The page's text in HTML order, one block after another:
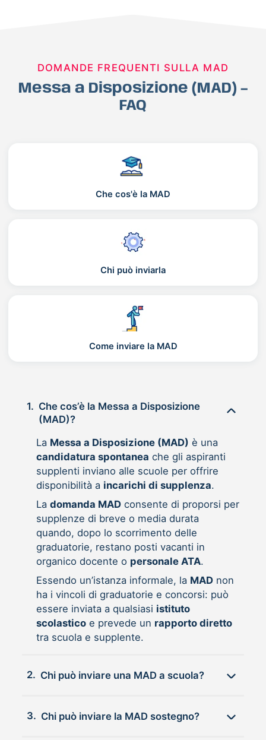
DOMANDE FREQUENTI SULLA MAD
Messa a Disposizione (MAD) –
FAQ
Che cos'è la MAD
Chi può inviarla
Come inviare la MAD
1. Che cos’è la Messa a Disposizione
(MAD)?
La Messa a Disposizione (MAD) è una
candidatura spontanea che gli aspiranti
supplenti inviano alle scuole per offrire
disponibilità a incarichi di supplenza.
La domanda MADconsente di proporsi per
supplenze di breve o media durata
quando, dopo lo scorrimento delle
graduatorie, restano posti vacanti in
organico docente o personale ATA.
Essendo un’istanza informale, la MADnon
ha i vincoli di graduatorie e concorsi: può
essere inviata a qualsiasi istituto
scolasticoe prevede un rapporto diretto
tra scuola e supplente.
2. Chi può inviare una MAD a scuola?
3. Chi può inviare la MAD sostegno?